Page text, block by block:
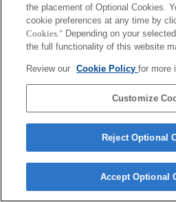
the placement of Optional Cookies.
cookie preferences at any time by
Cookies." Depending on your
the full functionality of this website
Review our Cookie Policyfor more
Customize
Reject Optional
Accept Optional